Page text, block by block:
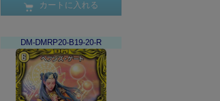
カートに入れる
DM-DMRP20-B19-20-R